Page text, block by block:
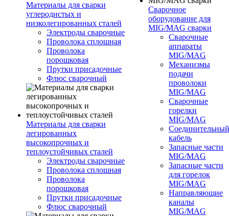
Материалы для сварки
углеродистых и
низколегированных сталей
Электроды сварочные
Проволока сплошная
Проволока
порошковая
Прутки присадочные
Флюс сварочный
Материалы для сварки
легированных
высокопрочных и
теплоустойчивых сталей
Электроды сварочные
Проволока сплошная
Проволока
порошковая
Прутки присадочные
Флюс сварочный
Сварочное
оборудование для
MIG/MAG сварки
Сварочные
аппараты
MIG/MAG
Механизмы
подачи
проволоки
MIG/MAG
Сварочные
горелки
MIG/MAG
Соединительный
кабель
Запасные части
MIG/MAG
Запасные части
для горелок
MIG/MAG
Направляющие
каналы
MIG/MAG